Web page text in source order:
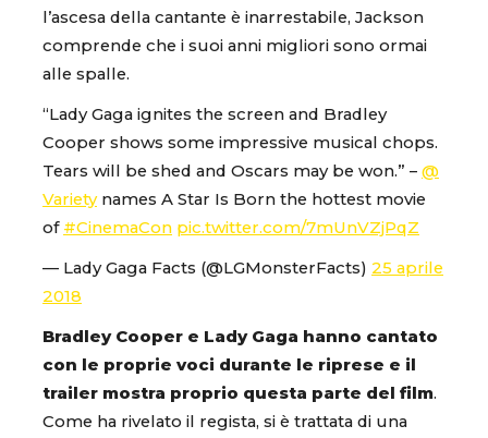
l’ascesa della cantante è inarrestabile, Jackson
comprende che i suoi anni migliori sono ormai
alle spalle.
“Lady Gaga ignites the screen and Bradley
Cooper shows some impressive musical chops.
Tears will be shed and Oscars may be won.” – @
Varietynames A Star Is Born the hottest movie
of #CinemaCon pic.twitter.com/7mUnVZjPqZ
— Lady Gaga Facts (@LGMonsterFacts) 25 aprile
2018
Bradley Cooper e Lady Gaga hanno cantato
con le proprie voci durante le riprese e il
trailer mostra proprio questa parte del film.
Come ha rivelato il regista, si è trattata di una